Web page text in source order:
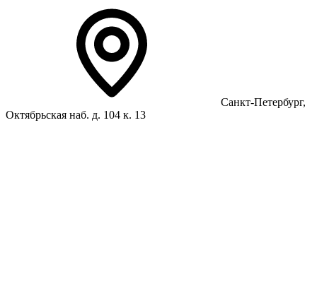
Санкт-Петербург,
Октябрьская наб. д. 104 к. 13